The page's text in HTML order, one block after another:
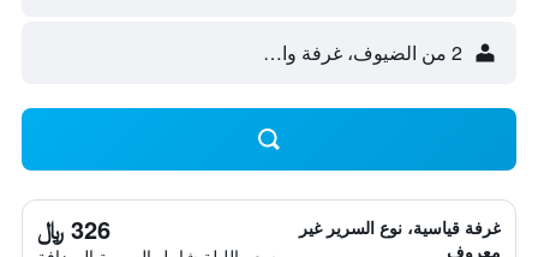
2 من الضيوف، غرفة واحدة
غرفة قياسية، نوع السرير غير
معروف
326 ﷼